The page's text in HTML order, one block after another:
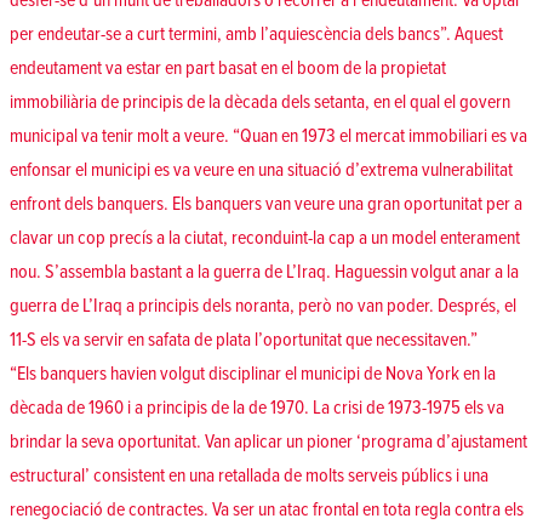
per endeutar-se a curt termini, amb l’aquiescència dels bancs”. Aquest
endeutament va estar en part basat en el boom de la propietat
immobiliària de principis de la dècada dels setanta, en el qual el govern
municipal va tenir molt a veure. “Quan en 1973 el mercat immobiliari es va
enfonsar el municipi es va veure en una situació d’extrema vulnerabilitat
enfront dels banquers. Els banquers van veure una gran oportunitat per a
clavar un cop precís a la ciutat, reconduint-la cap a un model enterament
nou. S’assembla bastant a la guerra de L’Iraq. Haguessin volgut anar a la
guerra de L’Iraq a principis dels noranta, però no van poder. Després, el
11-S els va servir en safata de plata l’oportunitat que necessitaven.”
“Els banquers havien volgut disciplinar el municipi de Nova York en la
dècada de 1960 i a principis de la de 1970. La crisi de 1973-1975 els va
brindar la seva oportunitat. Van aplicar un pioner ‘programa d’ajustament
estructural’ consistent en una retallada de molts serveis públics i una
renegociació de contractes. Va ser un atac frontal en tota regla contra els